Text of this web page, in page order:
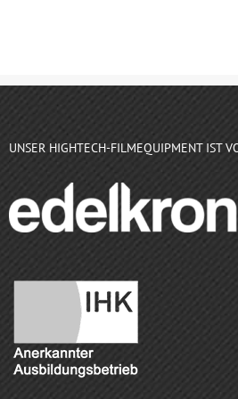
UNSER HIGHTECH-FILMEQUIPMENT IST